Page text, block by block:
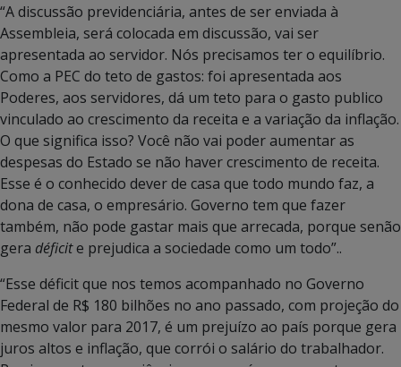
“A discussão previdenciária, antes de ser enviada à
Assembleia, será colocada em discussão, vai ser
apresentada ao servidor. Nós precisamos ter o equilíbrio.
Como a PEC do teto de gastos: foi apresentada aos
Poderes, aos servidores, dá um teto para o gasto publico
vinculado ao crescimento da receita e a variação da inflação.
O que significa isso? Você não vai poder aumentar as
despesas do Estado se não haver crescimento de receita.
Esse é o conhecido dever de casa que todo mundo faz, a
dona de casa, o empresário. Governo tem que fazer
também, não pode gastar mais que arrecada, porque senão
gera déficite prejudica a sociedade como um todo”..
“Esse déficit que nos temos acompanhado no Governo
Federal de R$ 180 bilhões no ano passado, com projeção do
mesmo valor para 2017, é um prejuízo ao país porque gera
juros altos e inflação, que corrói o salário do trabalhador.